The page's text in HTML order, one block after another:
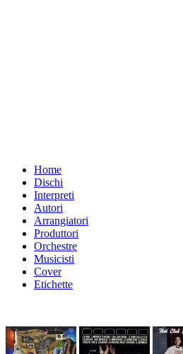
Home
Dischi
Interpreti
Autori
Arrangiatori
Produttori
Orchestre
Musicisti
Cover
Etichette